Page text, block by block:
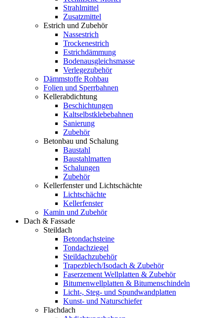
Strahlmittel
Zusatzmittel
Estrich und Zubehör
Nassestrich
Trockenestrich
Estrichdämmung
Bodenausgleichsmasse
Verlegezubehör
Dämmstoffe Rohbau
Folien und Sperrbahnen
Kellerabdichtung
Beschichtungen
Kaltselbstklebebahnen
Sanierung
Zubehör
Betonbau und Schalung
Baustahl
Baustahlmatten
Schalungen
Zubehör
Kellerfenster und Lichtschächte
Lichtschächte
Kellerfenster
Kamin und Zubehör
Dach & Fassade
Steildach
Betondachsteine
Tondachziegel
Steildachzubehör
Trapezblech/Isodach & Zubehör
Faserzement Wellplatten & Zubehör
Bitumenwellplatten & Bitumenschindeln
Licht-, Steg- und Spundwandplatten
Kunst- und Naturschiefer
Flachdach